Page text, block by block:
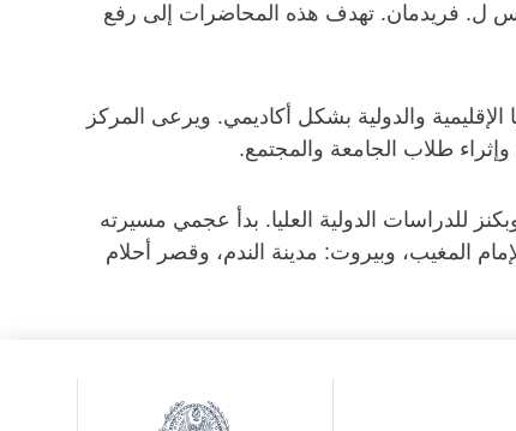
ل. فريدمان. تهدف هذه المحاضرات إلى رفع
والدولية بشكل أكاديمي. ويرعى المركز
طلاب الجامعة والمجتمع.
هوبكنز للدراسات الدولية العليا. بدأ عجمي مسيرته
واشنطن عام 1973. وهو مؤلف المأزق العربي، والإمام المغيب، وبيروت: مدينة الندم، وقصر أحلام